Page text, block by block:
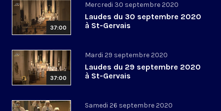
37:00
Mercredi 30 septembre 2020
Laudes du 30 septembre 2020
à St-Gervais
37:00
Mardi 29 septembre 2020
Laudes du 29 septembre 2020
à St-Gervais
Samedi 26 septembre 2020